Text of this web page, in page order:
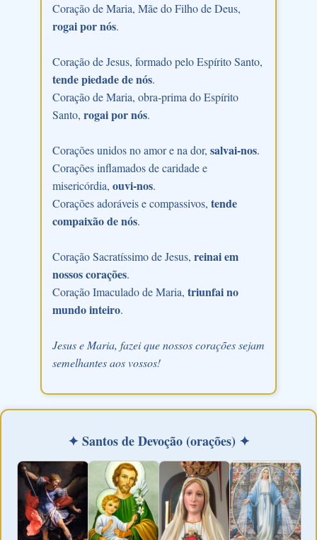
Coração de Maria, Mãe do Filho de Deus,
rogai por nós.
Coração de Jesus, formado pelo Espírito Santo,
tende piedade de nós.
Coração de Maria, obra-prima do Espírito
Santo, rogai por nós.
Corações unidos no amor e na dor, salvai-nos.
Corações inflamados de caridade e
misericórdia, ouvi-nos.
Corações adoráveis e compassivos, tende
compaixão de nós.
Coração Sacratíssimo de Jesus, reinai em
nossos corações.
Coração Imaculado de Maria, triunfai no
mundo inteiro.
Jesus e Maria, fazei que nossos corações sejam
semelhantes aos vossos!
✦ Santos de Devoção (orações) ✦